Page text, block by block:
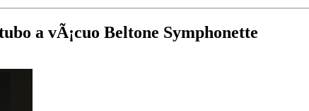
a vÃ¡cuo Beltone Symphonette